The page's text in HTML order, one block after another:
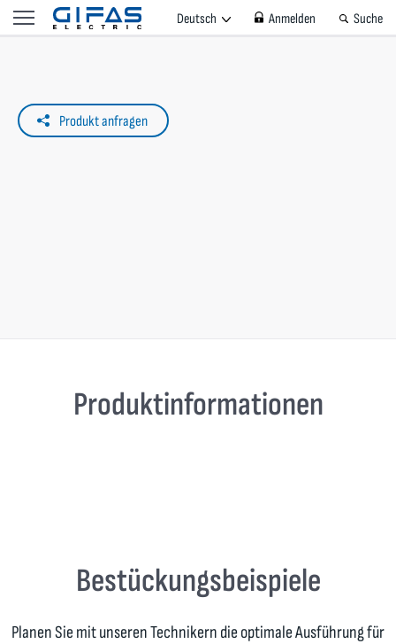
Deutsch Anmelden Suche
Produkt anfragen
Produktinformationen
Bestückungsbeispiele
Planen Sie mit unseren Technikern die optimale Ausführung für